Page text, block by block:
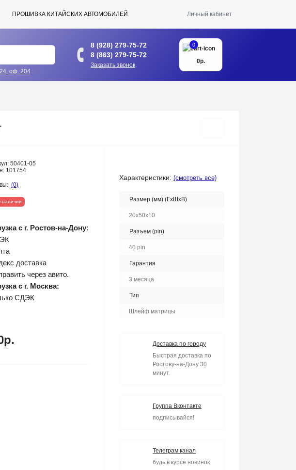
ПРОШИВКА КИТАЙСКИХ АВТОМОБИЛЕЙ Личный кабинет
оф. 204
8 (928) 279-75-72
8 (863) 279-75-72
Заказать звонок
0
0р.
50401-05
101754
(0)
наличии
с г. Ростов-на-Дону:
доставка
через авито.
с г. Москва:
СДЭК
Характеристики: (смотреть все)
Размер (мм) (ГхШхВ)
20x50x10
Разъем (pin)
40 pin
Гарантия
3 месяца
Тип
Шлейф матрицы
Доставка по городу
Быстрая доставка по
Ростову-на-Дону 30
минут.
Группа Вконтакте
подписывайся!
Телеграм канал
будь в курсе новинок